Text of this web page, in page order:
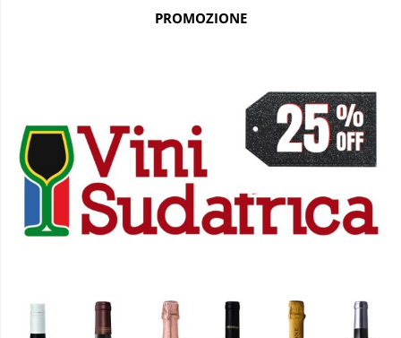
PROMOZIONE